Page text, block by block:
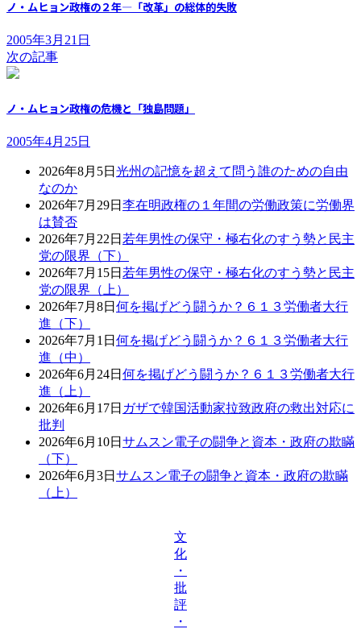
ノ・ムヒョン政権の２年―「改革」の総体的失敗
2005年3月21日
次の記事
ノ・ムヒョン政権の危機と「独島問題」
2005年4月25日
2026年8月5日 光州の記憶を超えて問う誰のための自由
なのか
2026年7月29日 李在明政権の１年間の労働政策に労働界
は賛否
2026年7月22日 若年男性の保守・極右化のすう勢と民主
党の限界（下）
2026年7月15日 若年男性の保守・極右化のすう勢と民主
党の限界（上）
2026年7月8日 何を掲げどう闘うか？６１３労働者大行
進（下）
2026年7月1日 何を掲げどう闘うか？６１３労働者大行
進（中）
2026年6月24日 何を掲げどう闘うか？６１３労働者大行
進（上）
2026年6月17日 ガザで韓国活動家拉致政府の救出対応に
批判
2026年6月10日 サムスン電子の闘争と資本・政府の欺瞞
（下）
2026年6月3日 サムスン電子の闘争と資本・政府の欺瞞
（上）
文
化
・
批
評
・